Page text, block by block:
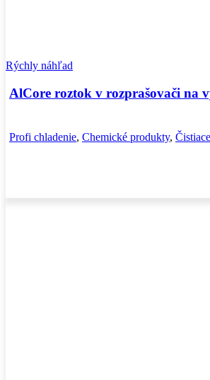
Rýchly náhľad
AlCore roztok v rozprašovači na
Profi chladenie, Chemické produkty,